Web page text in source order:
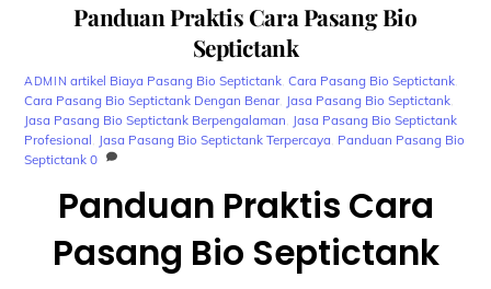
Panduan Praktis Cara Pasang Bio
Septictank
ADMIN artikel Biaya Pasang Bio Septictank,Cara Pasang Bio Septictank,
Cara Pasang Bio Septictank Dengan Benar, Jasa Pasang Bio Septictank,
Jasa Pasang Bio Septictank Berpengalaman, Jasa Pasang Bio Septictank
Profesional, Jasa Pasang Bio Septictank Terpercaya, Panduan Pasang Bio
Septictank 0
Panduan Praktis Cara
Pasang Bio Septictank